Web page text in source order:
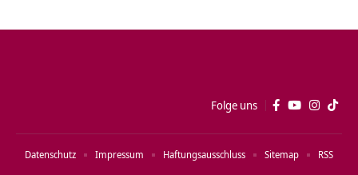
Folge uns
Datenschutz Impressum Haftungsausschluss Sitemap RSS